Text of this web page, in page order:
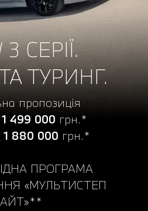
3 СЕРІЇ.
ТУРИНГ.
пропозиція
1 499 000 грн.*
1 880 000 грн.*
ПРОГРАМА
«МУЛЬТИСТЕП